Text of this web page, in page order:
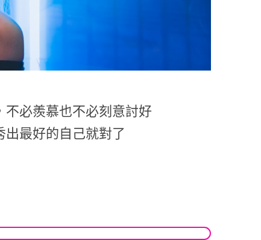
必羨慕也不必刻意討好
最好的自己就對了